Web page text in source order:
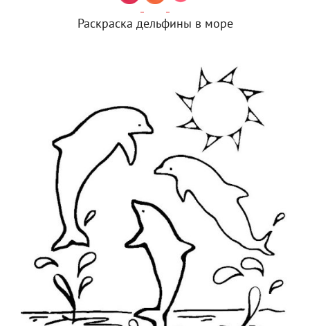
Раскраска дельфины в море